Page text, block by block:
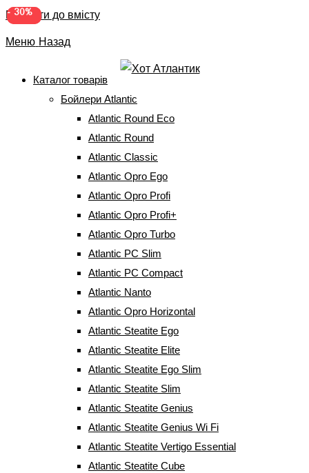
Перейти до вмісту
Меню Назад
Каталог товарів
Бойлери Atlantic
Atlantic Round Eco
Atlantic Round
Atlantic Classic
Atlantic Opro Ego
Atlantic Opro Profi
Atlantic Opro Profi+
Atlantic Opro Turbo
Atlantic PC Slim
Atlantic PC Compact
Atlantic Nanto
Atlantic Opro Horizontal
Atlantic Steatite Ego
Atlantic Steatite Elite
Atlantic Steatite Ego Slim
Atlantic Steatite Slim
Atlantic Steatite Genius
Atlantic Steatite Genius Wi Fi
Atlantic Steatite Vertigo Essential
Atlantic Steatite Cube
Монтаж бойлера
Монтаж бойлера
Роботи проводяться тільки в м. Київ, Харків, Дніпро
- 35%
Монтаж бойлера від 30 до 150 літрів
2 299грн Оригінальна ціна: 2 299 грн.
- 30%